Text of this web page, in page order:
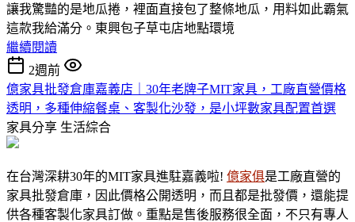
讓我驚豔的是地瓜捲，裡面直接包了整條地瓜，用料如此霸氣
這款我給滿分。東興包子草屯店地點環境
繼續閱讀
2週前
億家具批發倉庫嘉義店｜30年老牌子MIT家具，工廠直營價格
透明，多種伸縮餐桌、客製化沙發，是小坪數家具配置首選
家具分享 生活綜合
在台灣深耕30年的MIT家具進駐嘉義啦! 億家俱是工廠直營的
家具批發倉庫，因此價格公開透明，而且都是批發價，還能提
供各種客製化家具訂做。重點是售後服務很全面，不只有專人